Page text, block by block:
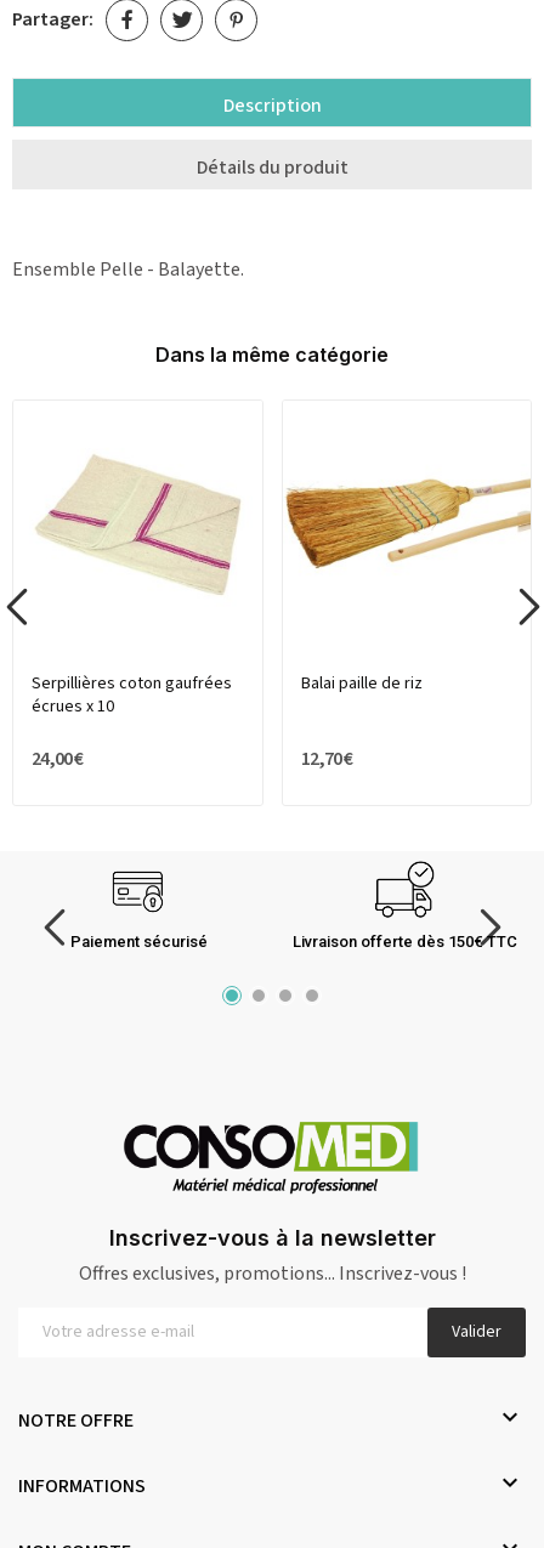
Partager:
Description
Détails du produit
Ensemble Pelle - Balayette.
Dans la même catégorie
Serpillières coton gaufrées
écrues x 10
24,00 €
Balai paille de riz
12,70 €
Paiement sécurisé Livraison offerte dès 150€ TTC
Inscrivez-vous à la newsletter
Offres exclusives, promotions... Inscrivez-vous !
Valider
NOTRE OFFRE 
INFORMATIONS 